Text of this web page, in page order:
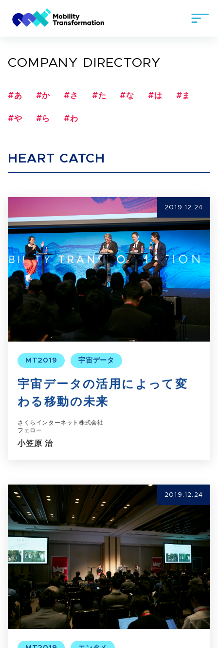
COMPANY DIRECTORY
#あ #か #さ #た #な #は #ま
#や #ら #わ
HEART CATCH
MT2019 宇宙データ
宇宙データの活用によって変
わる移動の未来
2019.12.24
さくらインターネット株式会社
フェロー
小笠原 治
2019.12.24